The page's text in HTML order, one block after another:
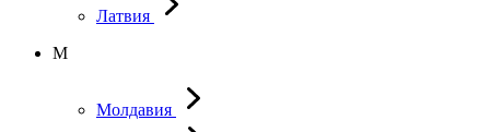
Латвия
М
Молдавия